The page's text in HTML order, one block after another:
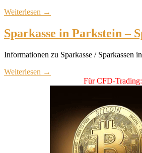
Weiterlesen →
Sparkasse in Parkstein –
Informationen zu Sparkasse / Sparkassen
Weiterlesen →
Für CFD-Trading: